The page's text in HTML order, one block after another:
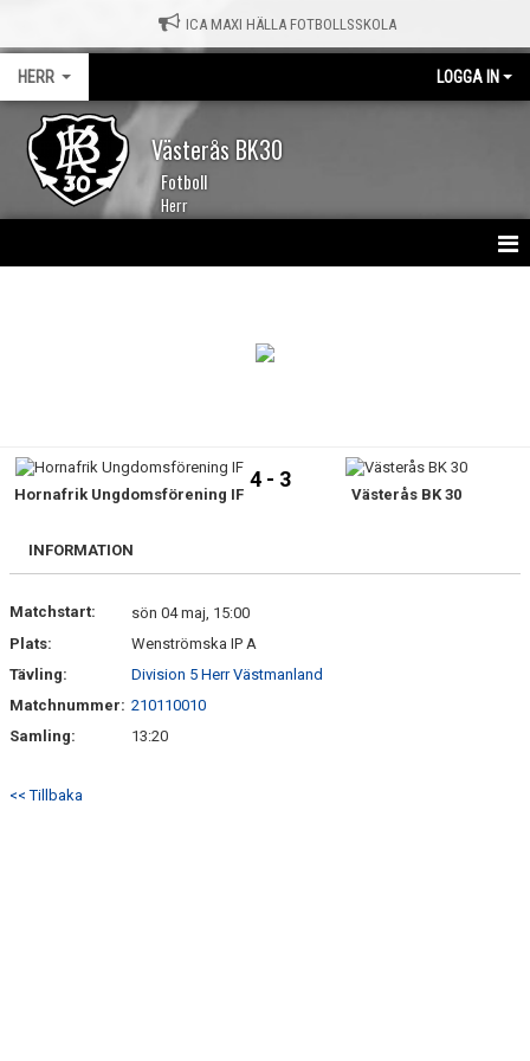
ICA MAXI HÄLLA FOTBOLLSSKOLA
HERR LOGGA IN
Västerås BK30
Fotboll
Herr
MATCHER
KONTAKT
Hornafrik Ungdomsförening IF
4 - 3
Västerås BK 30
INFORMATION
Matchstart:
sön 04 maj, 15:00
Plats:
Wenströmska IP A
Tävling:
Division 5 Herr Västmanland
Matchnummer: 210110010
Samling:
13:20
<< Tillbaka